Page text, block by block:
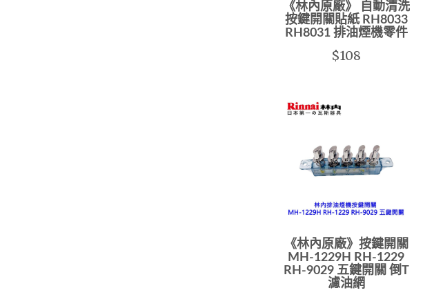
《林內原廠》 自動清洗
按鍵開關貼紙 RH8033
RH8031 排油煙機零件
$108
《林內原廠》按鍵開關
MH-1229H RH-1229
RH-9029 五鍵開關 倒T
濾油網